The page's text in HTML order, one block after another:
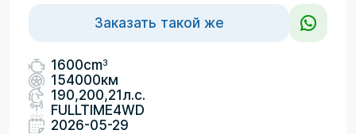
Заказать такой же
1600cm3
154000км
190,200,21л.с.
FULLTIME4WD
2026-05-29